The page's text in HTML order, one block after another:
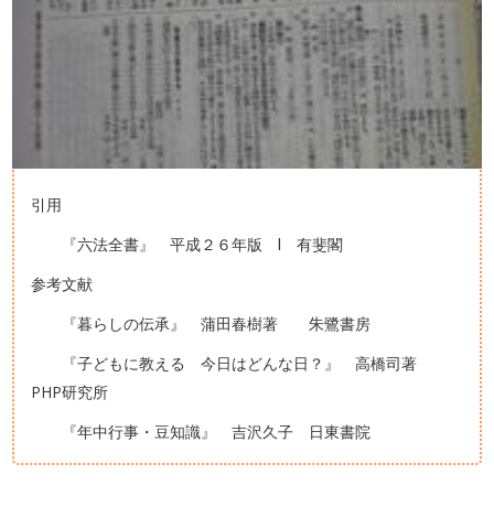
引用
『六法全書』 平成２６年版 Ⅰ 有斐閣
参考文献
『暮らしの伝承』 蒲田春樹著 朱鷺書房
『子どもに教える 今日はどんな日？』 高橋司著
PHP研究所
『年中行事・豆知識』 吉沢久子 日東書院